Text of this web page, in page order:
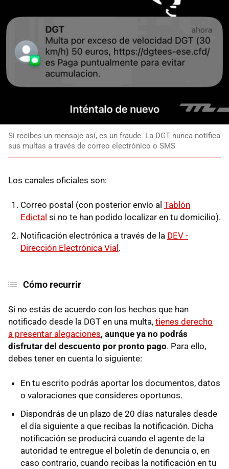
Si recibes un mensaje así, es un fraude. La DGT nunca notifica
sus multas a través de correo electrónico o SMS
Los canales oficiales son:
Correo postal (con posterior envío al Tablón
Edictal si no te han podido localizar en tu domicilio).
Notificación electrónica a través de la DEV -
Dirección Electrónica Vial .
Cómo recurrir
Si no estás de acuerdo con los hechos que han
notificado desde la DGT en una multa, tienes derecho
a presentar alegaciones, aunque ya no podrás
disfrutar del descuento por pronto pago. Para ello,
debes tener en cuenta lo siguiente:
En tu escrito podrás aportar los documentos, datos
o valoraciones que consideres oportunos.
Dispondrás de un plazo de 20 días naturales desde
el día siguiente a que recibas la notificación. Dicha
notificación se producirá cuando el agente de la
autoridad te entregue el boletín de denuncia o, en
caso contrario, cuando recibas la notificación en tu